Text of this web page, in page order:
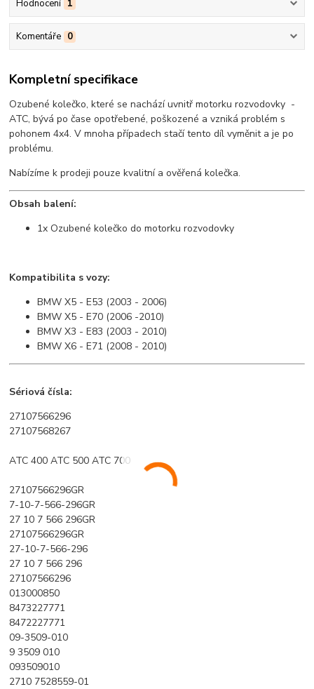
Hodnocení 1
Komentáře 0
Kompletní specifikace
Ozubené kolečko, které se nachází uvnitř motorku rozvodovky -
ATC, bývá po čase opotřebené, poškozené a vzniká problém s
pohonem 4x4. V mnoha případech stačí tento díl vyměnit a je po
problému.
Nabízíme k prodeji pouze kvalitní a ověřená kolečka.
Obsah balení:
1x Ozubené kolečko do motorku rozvodovky
Kompatibilita s vozy:
BMW X5 - E53 (2003 - 2006)
BMW X5 - E70 (2006 -2010)
BMW X3 - E83 (2003 - 2010)
BMW X6 - E71 (2008 - 2010)
Sériová čísla:
27107566296
27107568267
ATC 400 ATC 500 ATC 700
27107566296GR
7-10-7-566-296GR
27 10 7 566 296GR
27107566296GR
27-10-7-566-296
27 10 7 566 296
27107566296
013000850
8473227771
8472227771
09-3509-010
9 3509 010
093509010
2710 7528559-01